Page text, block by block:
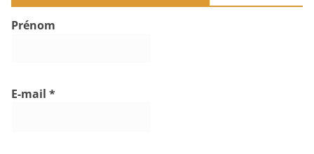
Prénom
E-mail *